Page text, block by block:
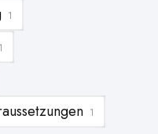
1
1
1